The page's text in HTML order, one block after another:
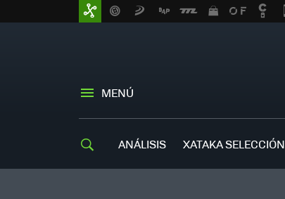
MENÚ
ANÁLISIS XATAKA SELECCIÓN